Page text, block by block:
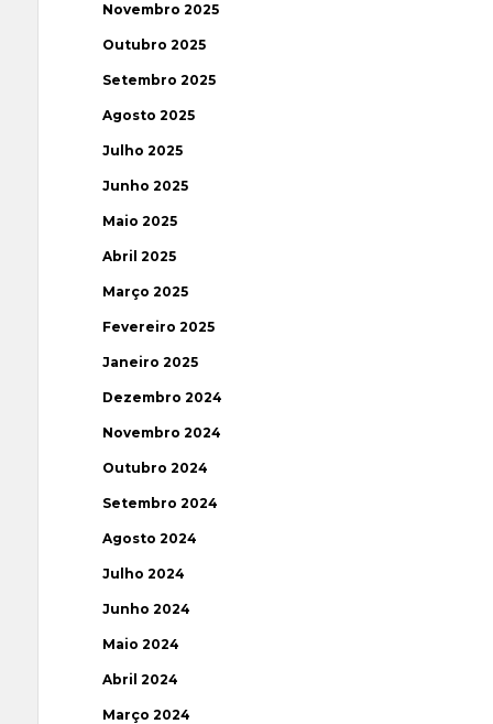
Novembro 2025
Outubro 2025
Setembro 2025
Agosto 2025
Julho 2025
Junho 2025
Maio 2025
Abril 2025
Março 2025
Fevereiro 2025
Janeiro 2025
Dezembro 2024
Novembro 2024
Outubro 2024
Setembro 2024
Agosto 2024
Julho 2024
Junho 2024
Maio 2024
Abril 2024
Março 2024